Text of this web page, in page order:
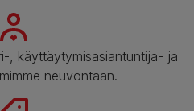
, käyttäytymisasiantuntija- ja
neuvontaan.